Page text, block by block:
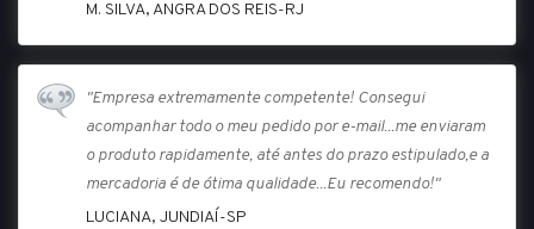
M. SILVA, ANGRA DOS REIS-RJ
"Empresa extremamente competente! Consegui
acompanhar todo o meu pedido por e-mail...me enviaram
o produto rapidamente, até antes do prazo estipulado,e a
mercadoria é de ótima qualidade...Eu recomendo!"
LUCIANA, JUNDIAÍ-SP